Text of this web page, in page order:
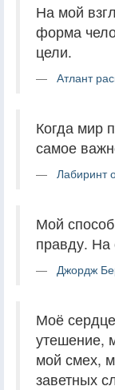
На мой
форма
цели.
Атлант
Когда мир
самое
Лабиринт
Мой
правду. На
Джордж
Моё
утешение,
мой смех,
заветных